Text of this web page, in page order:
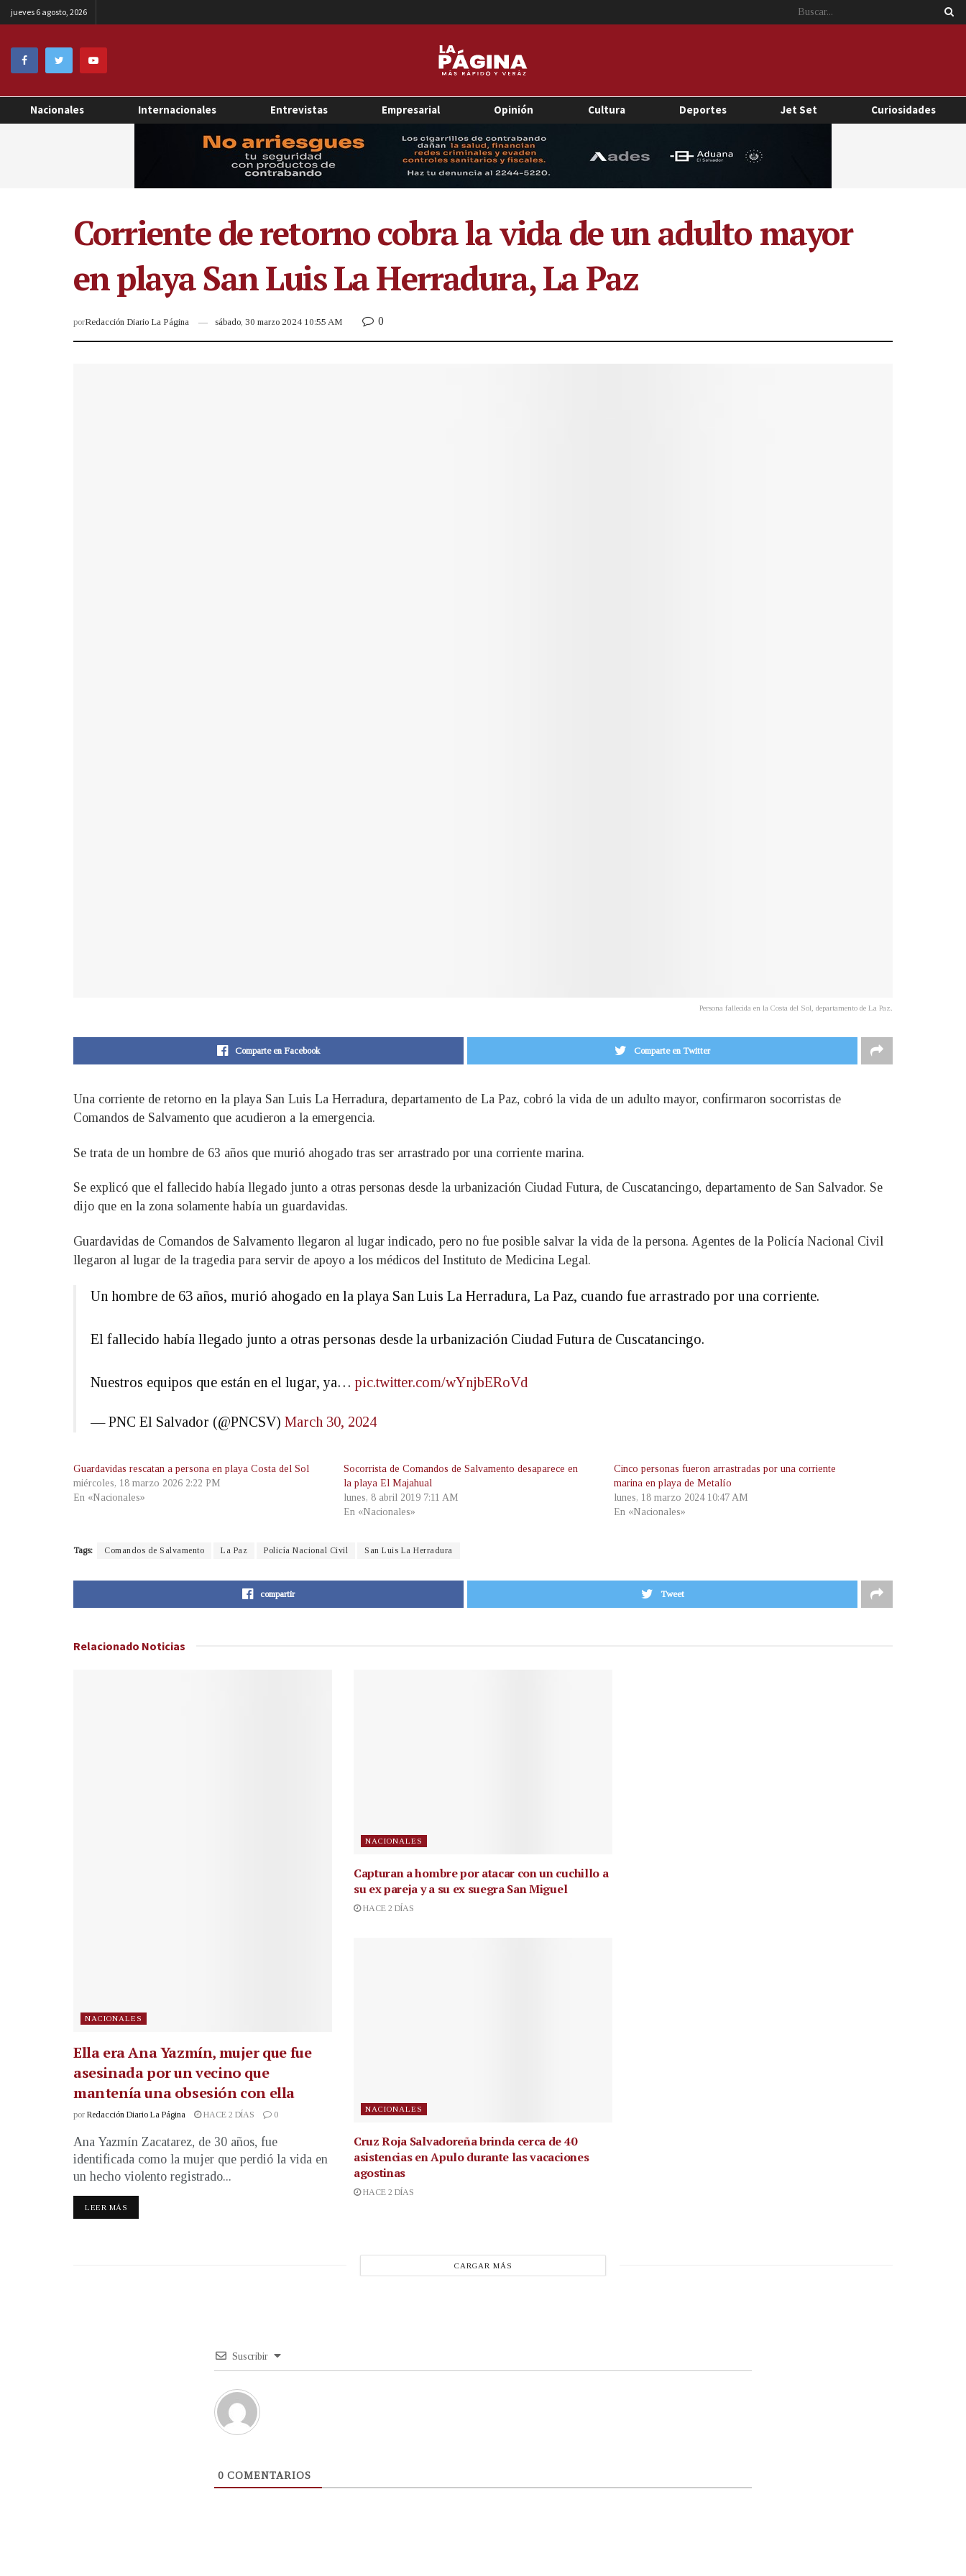
jueves 6 agosto, 2026
Nacionales Internacionales Entrevistas Empresarial Opinión Cultura Deportes Jet Set Curiosidades
Corriente de retorno cobra la vida de un adulto mayor
en playa San Luis La Herradura, La Paz
porRedacción Diario La Página sábado, 30 marzo 2024 10:55 AM 0
Persona fallecida en la Costa del Sol, departamento de La Paz.
Comparte en Facebook Comparte en Twitter
Una corriente de retorno en la playa San Luis La Herradura, departamento de La Paz, cobró la vida de un adulto mayor, confirmaron socorristas de
Comandos de Salvamento que acudieron a la emergencia.
Se trata de un hombre de 63 años que murió ahogado tras ser arrastrado por una corriente marina.
Se explicó que el fallecido había llegado junto a otras personas desde la urbanización Ciudad Futura, de Cuscatancingo, departamento de San Salvador. Se
dijo que en la zona solamente había un guardavidas.
Guardavidas de Comandos de Salvamento llegaron al lugar indicado, pero no fue posible salvar la vida de la persona. Agentes de la Policía Nacional Civil
llegaron al lugar de la tragedia para servir de apoyo a los médicos del Instituto de Medicina Legal.
Un hombre de 63 años, murió ahogado en la playa San Luis La Herradura, La Paz, cuando fue arrastrado por una corriente.
El fallecido había llegado junto a otras personas desde la urbanización Ciudad Futura de Cuscatancingo.
Nuestros equipos que están en el lugar, ya… pic.twitter.com/wYnjbERoVd
— PNC El Salvador (@PNCSV) March 30, 2024
Guardavidas rescatan a persona en playa Costa del Sol
miércoles, 18 marzo 2026 2:22 PM
En «Nacionales»
Socorrista de Comandos de Salvamento desaparece en
la playa El Majahual
lunes, 8 abril 2019 7:11 AM
En «Nacionales»
Cinco personas fueron arrastradas por una corriente
marina en playa de Metalío
lunes, 18 marzo 2024 10:47 AM
En «Nacionales»
Tags: Comandos de Salvamento La Paz Policía Nacional Civil San Luis La Herradura
compartir Tweet
Relacionado Noticias
NACIONALES
Ella era Ana Yazmín, mujer que fue
asesinada por un vecino que
mantenía una obsesión con ella
por Redacción Diario La Página HACE 2 DÍAS 0
Ana Yazmín Zacatarez, de 30 años, fue
identificada como la mujer que perdió la vida en
un hecho violento registrado...
LEER MÁS
NACIONALES
Capturan a hombre por atacar con un cuchillo a
su ex pareja y a su ex suegra San Miguel
HACE 2 DÍAS
NACIONALES
Cruz Roja Salvadoreña brinda cerca de 40
asistencias en Apulo durante las vacaciones
agostinas
HACE 2 DÍAS
CARGAR MÁS
Suscribir
0 COMENTARIOS